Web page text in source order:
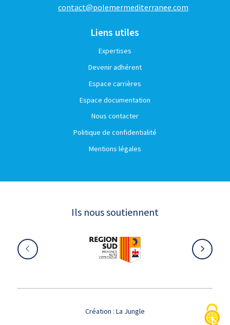
contact@polemermediterranee.com
Liens utiles
Expertises
Devenir adhérent
Espace carrières
Espace documentation
Nous contacter
Politique de confidentialité
Mentions légales
Ils nous soutiennent
Création : La Jungle